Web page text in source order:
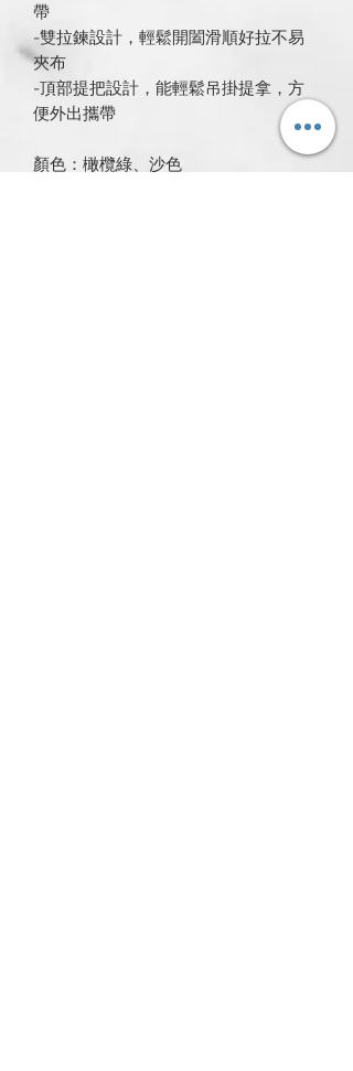
帶
-雙拉鍊設計，輕鬆開闔滑順好拉不易
夾布
-頂部提把設計，能輕鬆吊掛提拿，方
便外出攜帶
顏色：橄欖綠、沙色